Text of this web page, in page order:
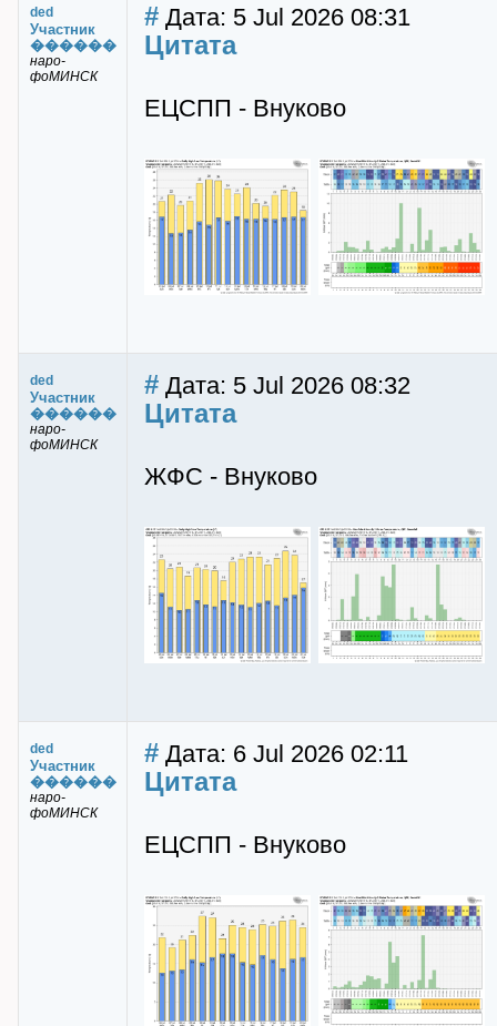
ded
Участник
������
наро-
фоМИНСК
# Дата: 5 Jul 2026 08:31
Цитата
ЕЦСПП - Внуково
ded
Участник
������
наро-
фоМИНСК
# Дата: 5 Jul 2026 08:32
Цитата
ЖФС - Внуково
ded
Участник
������
наро-
фоМИНСК
# Дата: 6 Jul 2026 02:11
Цитата
ЕЦСПП - Внуково